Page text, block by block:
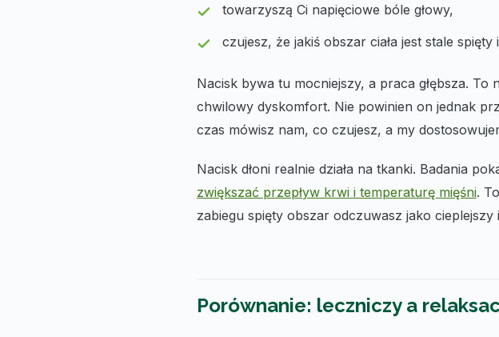
towarzyszą Ci napięciowe bóle głowy,
czujesz, że jakiś obszar ciała jest stale
Nacisk bywa tu mocniejszy, a praca głębsza.
chwilowy dyskomfort. Nie powinien on jednak
czas mówisz nam, co czujesz, a my
Nacisk dłoni realnie działa na tkanki. Badania
zwiększać przepływ krwi i temperaturę mięśni.
zabiegu spięty obszar odczuwasz jako cieplejszy
Porównanie: leczniczy a